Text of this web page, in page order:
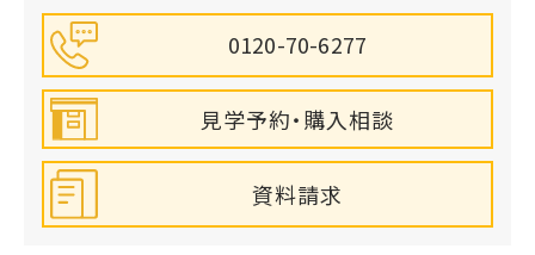
0120-70-6277
見学予約・購入相談
資料請求